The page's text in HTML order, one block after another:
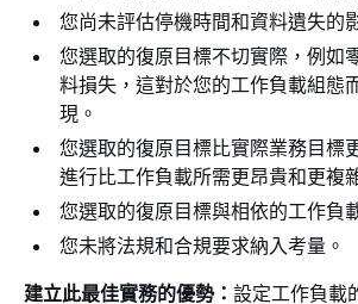
您尚未評估停機時間和資料遺失的
您選取的復原目標不切實際，例如
料損失，這對於您的工作負載組態
現。
您選取的復原目標比實際業務目標
進行比工作負載所需更昂貴和更複
您選取的復原目標與相依的工作負
您未將法規和合規要求納入考量。
建立此最佳實務的優勢： 設定工作負載